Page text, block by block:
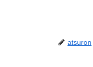
atsuron